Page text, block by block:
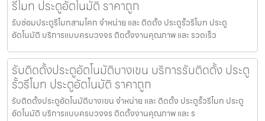
รีโมท ประตูอัตโนมัติ ราคาถูก
รับซ่อมประตูรีโมทสามโคก จำหน่าย และ ติดตั้ง ประตูรั้วรีโมท ประตู
อัตโนมัติ บริการแบบครบวงจร ติดตั้งงานคุณภาพ และ รวดเร็ว
รับติดตั้งประตูอัตโนมัติบางเขน บริการรับติดตั้ง ประตู
รั้วรีโมท ประตูอัตโนมัติ ราคาถูก
รับติดตั้งประตูอัตโนมัติบางเขน จำหน่าย และ ติดตั้ง ประตูรั้วรีโมท ประตู
อัตโนมัติ บริการแบบครบวงจร ติดตั้งงานคุณภาพ และ ร